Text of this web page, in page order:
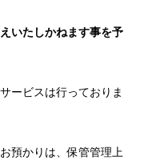
いたしかねます事を予
ービスは行っておりま
預かりは、保管管理上